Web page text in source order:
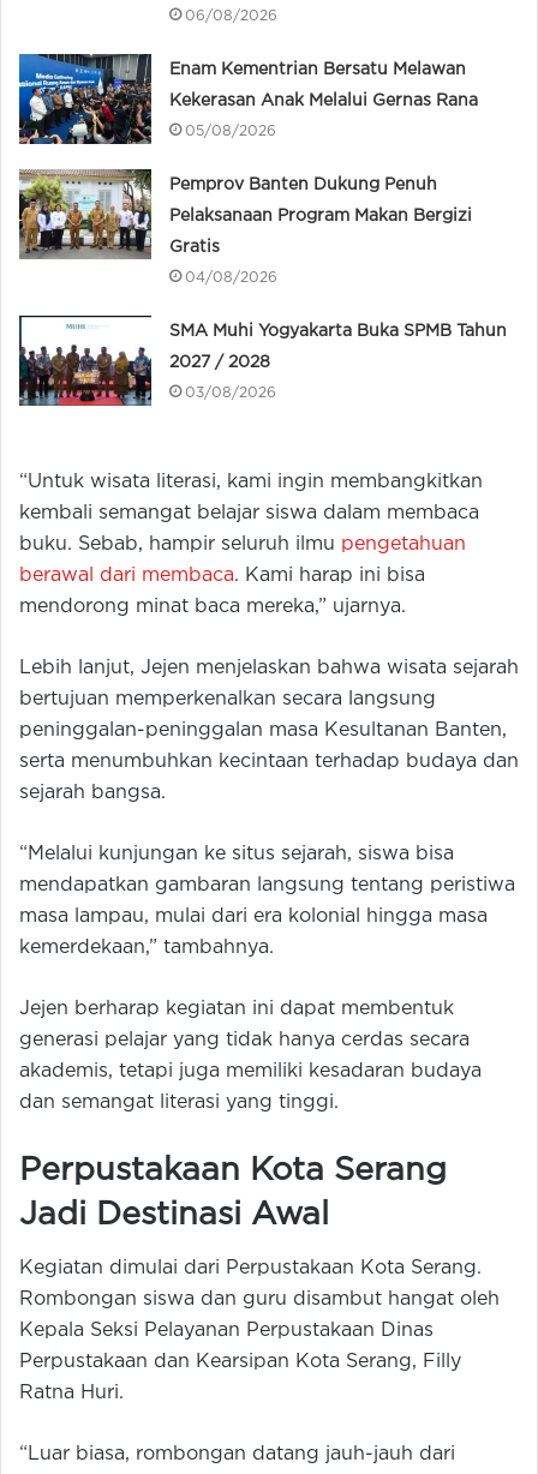
06/08/2026
Enam Kementrian Bersatu Melawan
Kekerasan Anak Melalui Gernas Rana
05/08/2026
Pemprov Banten Dukung Penuh
Pelaksanaan Program Makan Bergizi
Gratis
04/08/2026
SMA Muhi Yogyakarta Buka SPMB Tahun
2027 / 2028
03/08/2026
“Untuk wisata literasi, kami ingin membangkitkan
kembali semangat belajar siswa dalam membaca
buku. Sebab, hampir seluruh ilmu pengetahuan
berawal dari membaca. Kami harap ini bisa
mendorong minat baca mereka,” ujarnya.
Lebih lanjut, Jejen menjelaskan bahwa wisata sejarah
bertujuan memperkenalkan secara langsung
peninggalan-peninggalan masa Kesultanan Banten,
serta menumbuhkan kecintaan terhadap budaya dan
sejarah bangsa.
“Melalui kunjungan ke situs sejarah, siswa bisa
mendapatkan gambaran langsung tentang peristiwa
masa lampau, mulai dari era kolonial hingga masa
kemerdekaan,” tambahnya.
Jejen berharap kegiatan ini dapat membentuk
generasi pelajar yang tidak hanya cerdas secara
akademis, tetapi juga memiliki kesadaran budaya
dan semangat literasi yang tinggi.
Perpustakaan Kota Serang
Jadi Destinasi Awal
Kegiatan dimulai dari Perpustakaan Kota Serang.
Rombongan siswa dan guru disambut hangat oleh
Kepala Seksi Pelayanan Perpustakaan Dinas
Perpustakaan dan Kearsipan Kota Serang, Filly
Ratna Huri.
“Luar biasa, rombongan datang jauh-jauh dari